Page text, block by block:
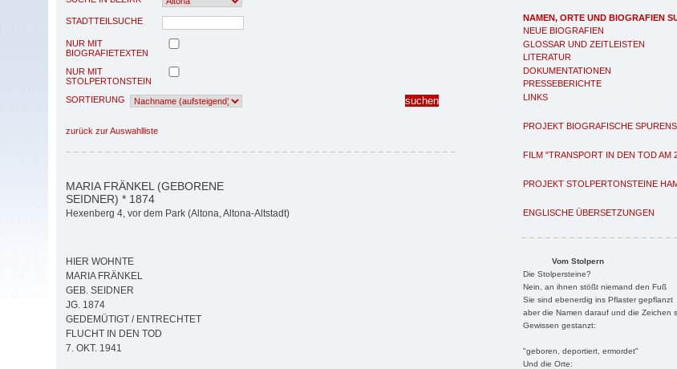
NAMEN, ORTE UND BIOGRAFIEN
NEUE BIOGRAFIEN
GLOSSAR UND ZEITLEISTEN
LITERATUR
DOKUMENTATIONEN
PRESSEBERICHTE
LINKS
PROJEKT BIOGRAFISCHE
FILM "TRANSPORT IN DEN TOD AM
PROJEKT STOLPERTONSTEINE
ENGLISCHE ÜBERSETZUNGEN
Vom Stolpern
Die Stolpersteine?
Nein, an ihnen stößt niemand den Fuß
Sie sind ebenerdig ins Pflaster gepflanzt
aber die Namen darauf und die Zeichen
Gewissen gestanzt:
"geboren, deportiert, ermordet"
Und die Orte:
STADTTEILSUCHE
NUR MIT
BIOGRAFIETEXTEN
NUR MIT
STOLPERTONSTEIN
SORTIERUNG
zurück zur Auswahlliste
MARIA FRÄNKEL (GEBORENE
SEIDNER) * 1874
Hexenberg 4, vor dem Park (Altona, Altona-Altstadt)
HIER WOHNTE
MARIA FRÄNKEL
GEB. SEIDNER
JG. 1874
GEDEMÜTIGT / ENTRECHTET
FLUCHT IN DEN TOD
7. OKT. 1941